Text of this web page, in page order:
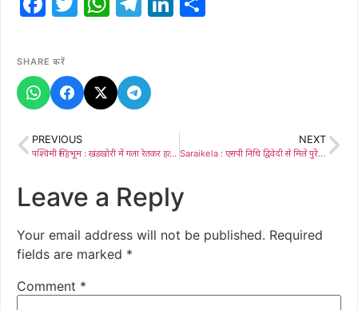
SHARE करें
PREVIOUS
पश्चिमी सिंहभूम : खंडखोरी में गला रेतकर हत्या का खुलासा, आरोपी गिरफ्तार
NEXT
Saraikela : एसपी निधि द्विवेदी से मिले पुरेंद्र, शिष्टाचार भेंट के दौरान विधि व्यवस्था को लेकर हुई चर्चा
Leave a Reply
Your email address will not be published. Required
fields are marked *
Comment *